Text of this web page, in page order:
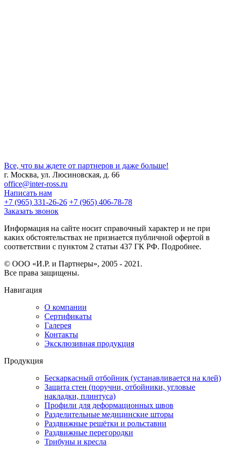
Все, что вы ждете от партнеров и даже больше!
г. Москва, ул. Люсиновская, д. 66
office@inter-ross.ru
Написать нам
+7 (965) 331-26-26 +7 (965) 406-78-78
Заказать звонок
Информация на сайте носит справочный характер и не при
каких обстоятельствах не признается публичной офертой в
соответствии с пунктом 2 статьи 437 ГК РФ. Подробнее.
© ООО «И.Р. и Партнеры», 2005 - 2021.
Все права защищены.
Навигация
О компании
Сертификаты
Галерея
Контакты
Эксклюзивная продукция
Продукция
Бескаркасный отбойник (устанавливается на клей)
Защита стен (поручни, отбойники, угловые
накладки, плинтуса)
Профили для деформационных швов
Разделительные медицинские шторы
Раздвижные решётки и рольставни
Раздвижные перегородки
Трибуны и кресла